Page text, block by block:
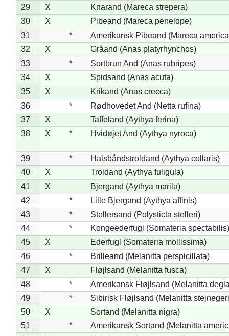
29
X
Knarand (Mareca strepera)
30
X
Pibeand (Mareca penelope)
31
*
Amerikansk Pibeand (Mareca
32
X
Gråand (Anas platyrhynchos)
33
*
Sortbrun And (Anas rubripes)
34
X
Spidsand (Anas acuta)
35
X
Krikand (Anas crecca)
36
*
Rødhovedet And (Netta rufina)
37
X
Taffeland (Aythya ferina)
38
X * Hvidøjet And (Aythya nyroca)
39 *
Halsbåndstroldand (Aythya collaris)
40
X
Troldand (Aythya fuligula)
41
X
Bjergand (Aythya marila)
42
*
Lille Bjergand (Aythya affinis)
43
*
Stellersand (Polysticta stelleri)
44
*
Kongeederfugl (Somateria spectabilis)
45
X
Ederfugl (Somateria mollissima)
46
*
Brilleand (Melanitta perspicillata)
47
X
Fløjlsand (Melanitta fusca)
48
*
Amerikansk Fløjlsand (Melanitta
49
*
Sibirisk Fløjlsand (Melanitta
50
X
Sortand (Melanitta nigra)
51
*
Amerikansk Sortand (Melanitta